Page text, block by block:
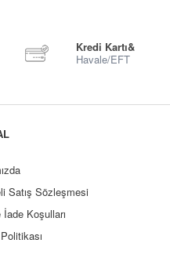
Kredi Kartı&
Havale/EFT
Satış Sözleşmesi
Koşulları